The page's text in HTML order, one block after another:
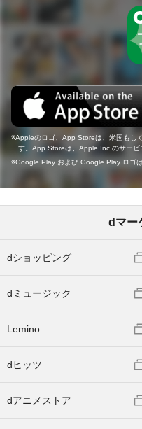
Appleのロゴ、App Storeは、米国もし
す。App Storeは、Apple Inc.のサービ
Google Play および Google Play ロゴ
dマー
dショッピング
dミュージック
Lemino
dヒッツ
dアニメストア